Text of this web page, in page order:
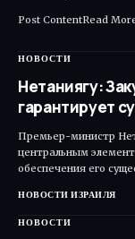
Post ContentRead
НОВОСТИ
Нетаниягу:
гарантирует
Премьер-министр
центральным
обеспечения его
НОВОСТИ ИЗРАИЛЯ
НОВОСТИ